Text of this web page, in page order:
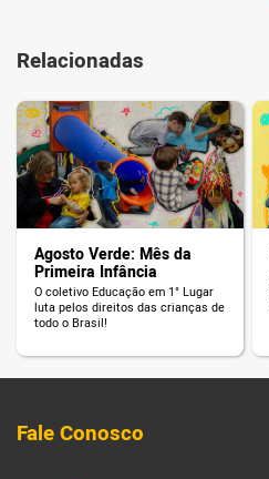
Relacionadas
Agosto Verde: Mês da
Primeira Infância
O coletivo Educação em 1° Lugar
luta pelos direitos das crianças de
todo o Brasil!
Fale Conosco